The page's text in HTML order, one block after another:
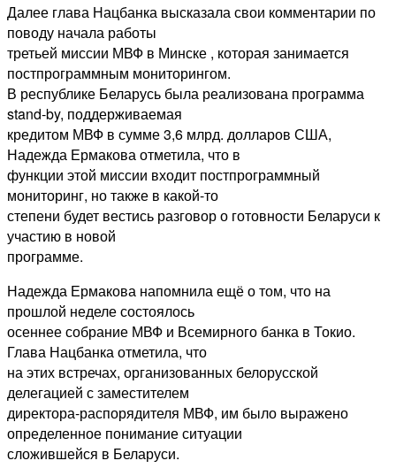
Далее глава Нацбанка высказала свои комментарии по
поводу начала работы
третьей миссии МВФ в Минске , которая занимается
постпрограммным мониторингом.
В республике Беларусь была реализована программа
stand-by, поддерживаемая
кредитом МВФ в сумме 3,6 млрд. долларов США,
Надежда Ермакова отметила, что в
функции этой миссии входит постпрограммный
мониторинг, но также в какой-то
степени будет вестись разговор о готовности Беларуси к
участию в новой
программе.
Надежда Ермакова напомнила ещё о том, что на
прошлой неделе состоялось
осеннее собрание МВФ и Всемирного банка в Токио.
Глава Нацбанка отметила, что
на этих встречах, организованных белорусской
делегацией с заместителем
директора-распорядителя МВФ, им было выражено
определенное понимание ситуации
сложившейся в Беларуси.